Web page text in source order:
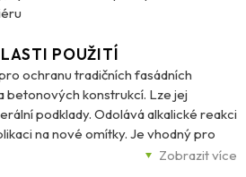
Zobrazit více
POUŽITÍ
ochranu tradičních fasádních
betonových konstrukcí. Lze jej
podklady. Odolává alkalické reakci
na nové omítky. Je vhodný pro
omítek Ceresit CT 34 nebo CT